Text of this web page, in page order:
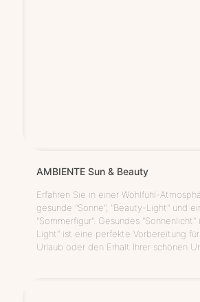
AMBIENTE Sun & Beauty
Erfahren Sie in einer Wohlfühl-
gesunde "Sonne", "Beauty-Light" und
"Sommerfigur". Gesundes "Sonnenlicht"
Light" ist eine perfekte Vorbereitung
Urlaub oder den Erhalt Ihrer schönen